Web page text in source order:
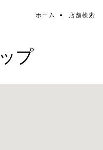
ホーム 店舗検索
プ